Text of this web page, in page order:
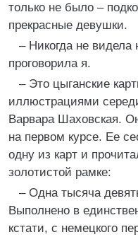
только не было –
прекрасные девушки.
– Никогда не видела
проговорила я.
– Это цыганские
иллюстрациями
Варвара Шаховская.
на первом курсе. Ее
одну из карт и
золотистой рамке:
– Одна тысяча
Выполнено в
кстати, с немецкого